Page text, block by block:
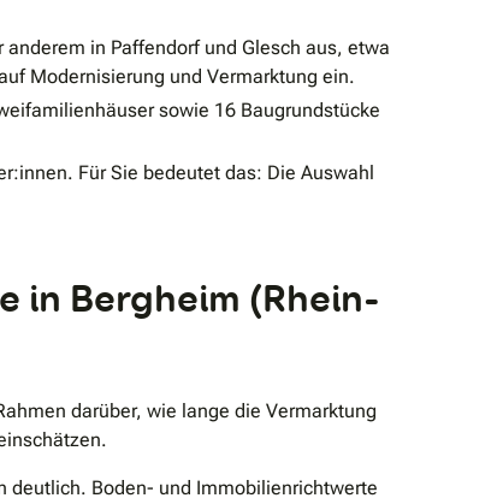
in Paffendorf und Glesch aus, etwa
Modernisierung und Vermarktung ein.
sowie 16 Baugrundstücke
Für Sie bedeutet das: Die Auswahl
in Bergheim (Rhein-
darüber, wie lange die Vermarktung
deutlich. Boden- und Immobilienrichtwerte